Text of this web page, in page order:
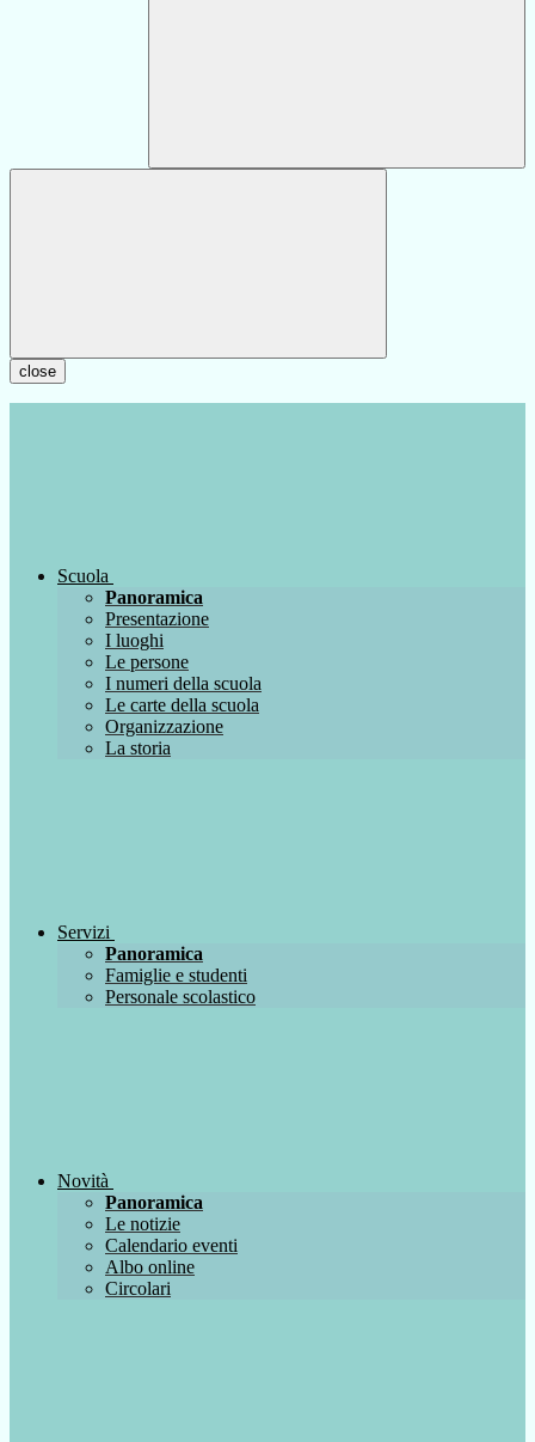
close
Scuola
Panoramica
Presentazione
I luoghi
Le persone
I numeri della scuola
Le carte della scuola
Organizzazione
La storia
Servizi
Panoramica
Famiglie e studenti
Personale scolastico
Novità
Panoramica
Le notizie
Calendario eventi
Albo online
Circolari